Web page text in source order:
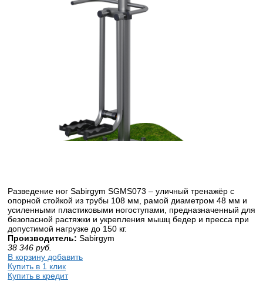
Разведение ног Sabirgym SGMS073 – уличный тренажёр с
опорной стойкой из трубы 108 мм, рамой диаметром 48 мм и
усиленными пластиковыми ногоступами, предназначенный для
безопасной растяжки и укрепления мышц бедер и пресса при
допустимой нагрузке до 150 кг.
Производитель: Sabirgym
38 346 руб.
В корзину добавить
Купить в 1 клик
Купить в кредит